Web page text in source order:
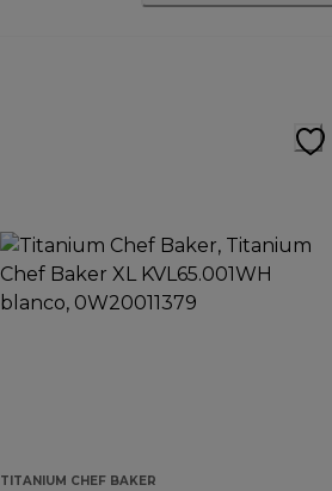
TITANIUM CHEF BAKER